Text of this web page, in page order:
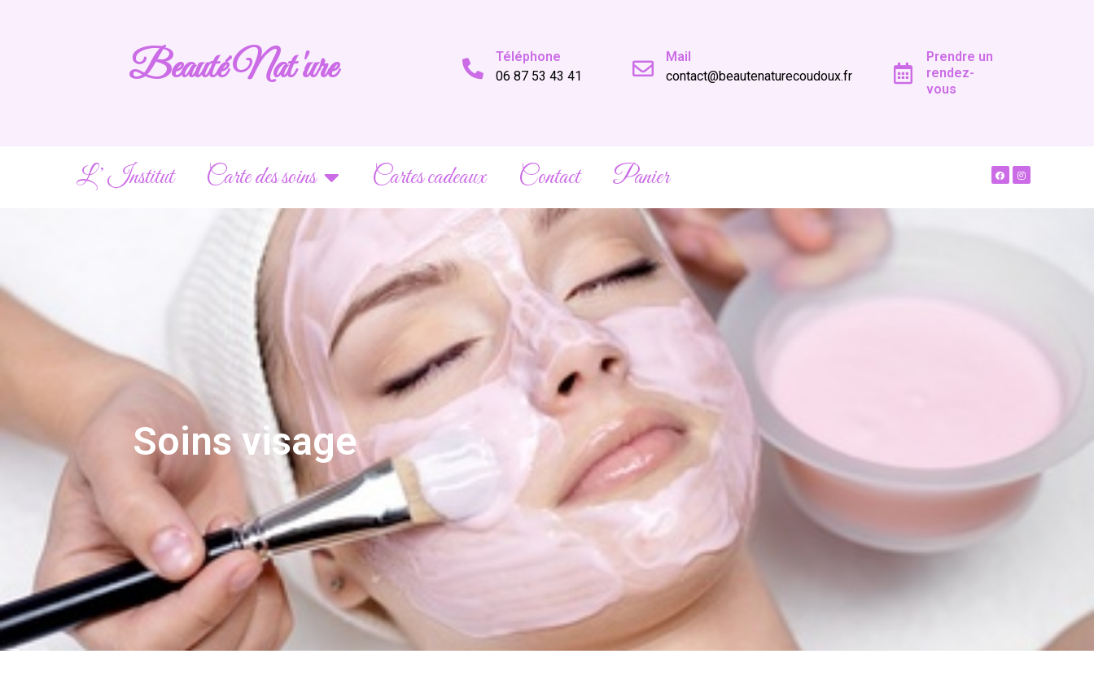
Beauté Nat 'ure
Téléphone
06 87 53 43 41
Mail
contact@beautenaturecoudoux.fr
Prendre un
rendez-
vous
L’ Institut Carte des soins Cartes cadeaux Contact Panier
Soins visage